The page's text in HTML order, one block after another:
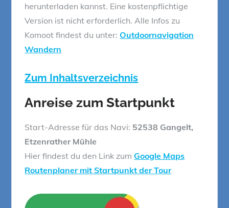
herunterladen kannst. Eine kostenpflichtige
Version ist nicht erforderlich. Alle Infos zu
Komoot findest du unter:Outdoornavigation
Wandern
Zum Inhaltsverzeichnis
Anreise zum Startpunkt
Start-Adresse für das Navi: 52538 Gangelt,
Etzenrather Mühle
Hier findest du den Link zumGoogle Maps
Routenplaner mit Startpunkt der Tour